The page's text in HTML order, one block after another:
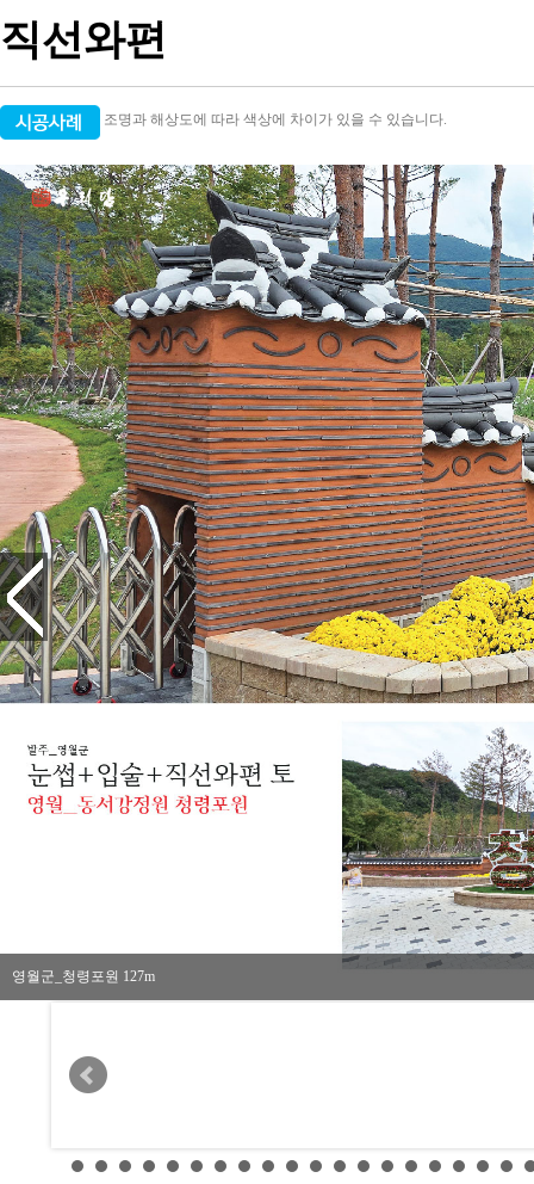
직선와편
조명과 해상도에 따라 색상에 차이가 있을 수 있습니다.
영월군_청령포원 127m